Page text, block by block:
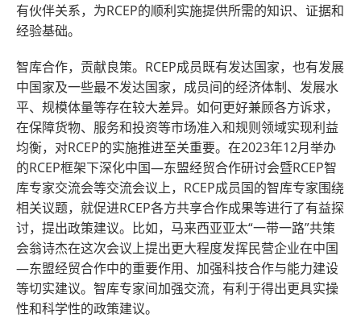
有伙伴关系，为RCEP的顺利实施提供所需的知识、证据和
经验基础。
智库合作，贡献良策。RCEP成员既有发达国家，也有发展
中国家及一些最不发达国家，成员间的经济体制、发展水
平、规模体量等存在较大差异。如何更好兼顾各方诉求，
在保障货物、服务和投资等市场准入和规则领域实现利益
均衡，对RCEP的实施推进至关重要。在2023年12月举办
的RCEP框架下深化中国—东盟经贸合作研讨会暨RCEP智
库专家交流会等交流会议上，RCEP成员国的智库专家围绕
相关议题，就促进RCEP各方共享合作成果等进行了有益探
讨，提出政策建议。比如，马来西亚亚太“一带一路”共策
会翁诗杰在这次会议上提出更大程度发挥民营企业在中国
—东盟经贸合作中的重要作用、加强科技合作与能力建设
等切实建议。智库专家间加强交流，有利于得出更具实操
性和科学性的政策建议。